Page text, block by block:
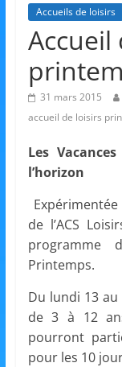
Accueils de loisirs
Accueil
31 mars 2015
accueil de loisirs
Les
l’horizon
de l’ACS
programme
Printemps.
Du lundi 13
de 3 à 12
pourront
pour les 10